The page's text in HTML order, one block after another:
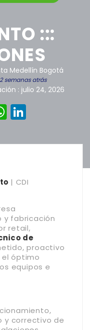
:::
Medellín Bogotá
semanas atrás
: julio 24, 2026
| CDI
y fabricación
retail,
de
proactivo
el óptimo
equipos e
y correctivo de